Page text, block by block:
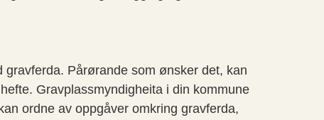
Pårørande som ønsker det, kan
Gravplassmyndigheita i din kommune
ordne av oppgåver omkring gravferda,